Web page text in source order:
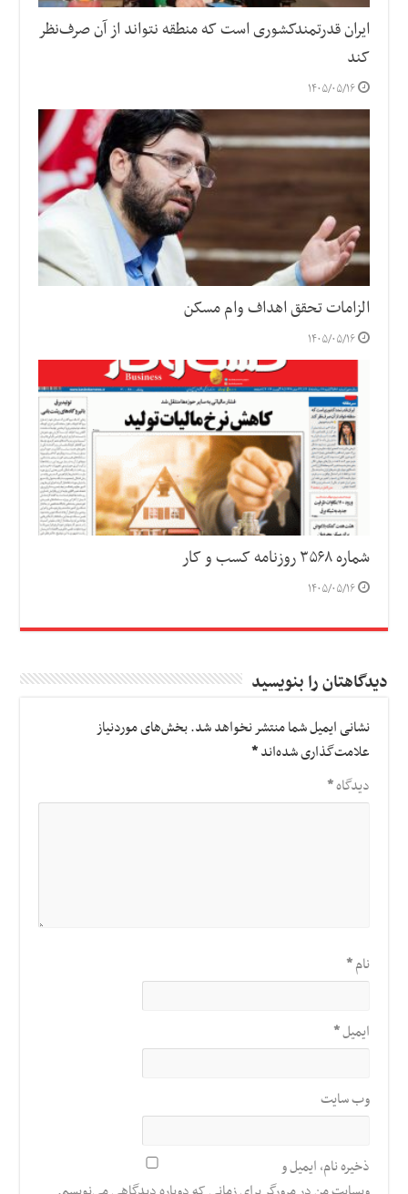
ایران قدرتمندکشوری است که منطقه نتواند از آن صرف‌نظر
کند
۱۴۰۵/۰۵/۱۶
الزامات تحقق اهداف وام مسکن
۱۴۰۵/۰۵/۱۶
شماره ۳۵۶۸ روزنامه کسب و کار
۱۴۰۵/۰۵/۱۶
دیدگاهتان را بنویسید
نشانی ایمیل شما منتشر نخواهد شد.بخش‌های موردنیاز
علامت‌گذاری شده‌اند*
دیدگاه*
نام*
ایمیل*
وب‌ سایت
ذخیره نام، ایمیل و